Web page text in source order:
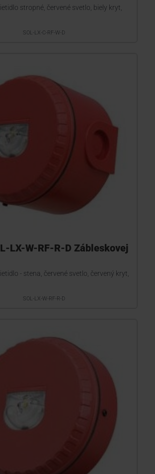
stropné, červené svetlo, biely kryt,
SOL-LX-C-RF-W-D
LX-W-RF-R-D Zábleskovej
- stena, červené svetlo, červený kryt,
SOL-LX-W-RF-R-D